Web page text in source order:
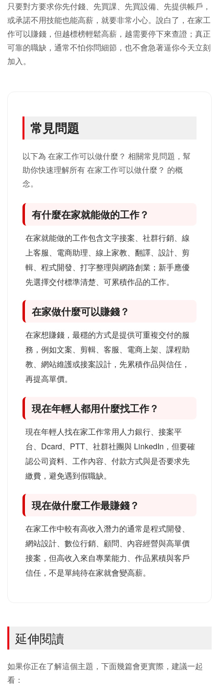
只要對方要求你先付錢、先買課、先買設備、先提供帳戶，
或承諾不用技能也能高薪，就要非常小心。說白了，在家工
作可以賺錢，但越標榜輕鬆高薪，越需要停下來查證；真正
可靠的職缺，通常不怕你問細節，也不會急著逼你今天立刻
加入。
常見問題
以下為 在家工作可以做什麼？ 相關常見問題，幫
助你快速理解所有 在家工作可以做什麼？ 的概
念。
有什麼在家就能做的工作？
在家就能做的工作包含文字接案、社群行銷、線
上客服、電商助理、線上家教、翻譯、設計、剪
輯、程式開發、打字整理與網路創業；新手應優
先選擇交付標準清楚、可累積作品的工作。
在家做什麼可以賺錢？
在家想賺錢，最穩的方式是提供可重複交付的服
務，例如文案、剪輯、客服、電商上架、課程助
教、網站維護或接案設計，先累積作品與信任，
再提高單價。
現在年輕人都用什麼找工作？
現在年輕人找在家工作常用人力銀行、接案平
台、Dcard、PTT、社群社團與 LinkedIn，但要確
認公司資料、工作內容、付款方式與是否要求先
繳費，避免遇到假職缺。
現在做什麼工作最賺錢？
在家工作中較有高收入潛力的通常是程式開發、
網站設計、數位行銷、顧問、內容經營與高單價
接案，但高收入來自專業能力、作品累積與客戶
信任，不是單純待在家就會變高薪。
延伸閱讀
如果你正在了解這個主題，下面幾篇會更實際，建議一起
看：